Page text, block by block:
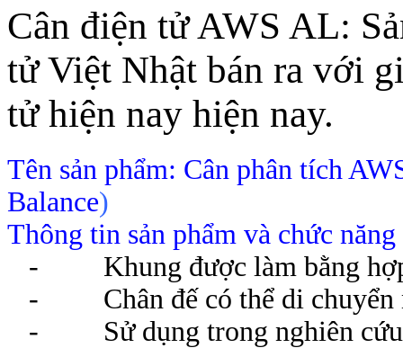
Cân điện tử AWS AL:
tử Việt Nhật bán ra với
tử hiện nay hiện nay.
Tên sản phẩm: Cân phân tích
Balance)
Thông tin sản phẩm và chức
- Khung được làm bằng hợp
- Chân đế có thể di chuyển
- Sử dụng trong nghiên cứu,